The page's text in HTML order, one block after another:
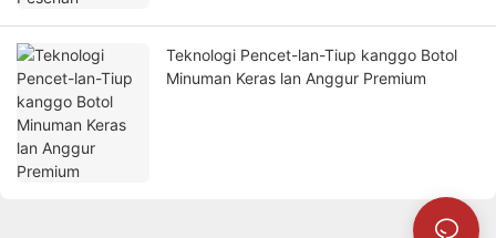
Teknologi Pencet-lan-Tiup kanggo Botol
Minuman Keras lan Anggur Premium